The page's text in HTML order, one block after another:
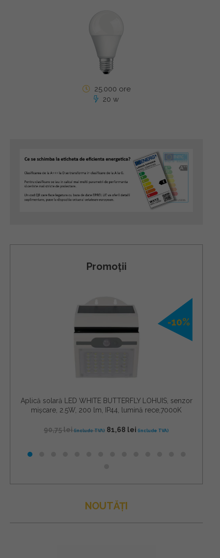
25.000 ore
20 w
Promoții
-10%
Aplică solară LED WHITE BUTTERFLY LOHUIS, senzor
mișcare, 2.5W, 200 lm, IP44, lumină rece,7000K
90,75lei 81,68 lei
NOUTĂȚI